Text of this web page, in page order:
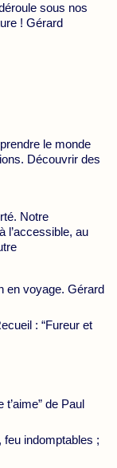
sous nos
! Gérard
le monde
Découvrir des
Notre
l’accessible, au
en voyage. Gérard
: “Fureur et
de Paul
feu indomptables ;